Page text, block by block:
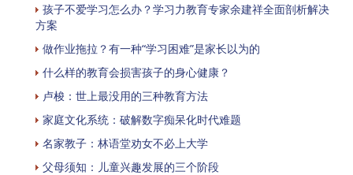
孩子不爱学习怎么办？学习力教育专家余建祥全面剖析解决
方案
做作业拖拉？有一种“学习困难”是家长以为的
什么样的教育会损害孩子的身心健康？
卢梭：世上最没用的三种教育方法
家庭文化系统：破解数字痴呆化时代难题
名家教子：林语堂劝女不必上大学
父母须知：儿童兴趣发展的三个阶段